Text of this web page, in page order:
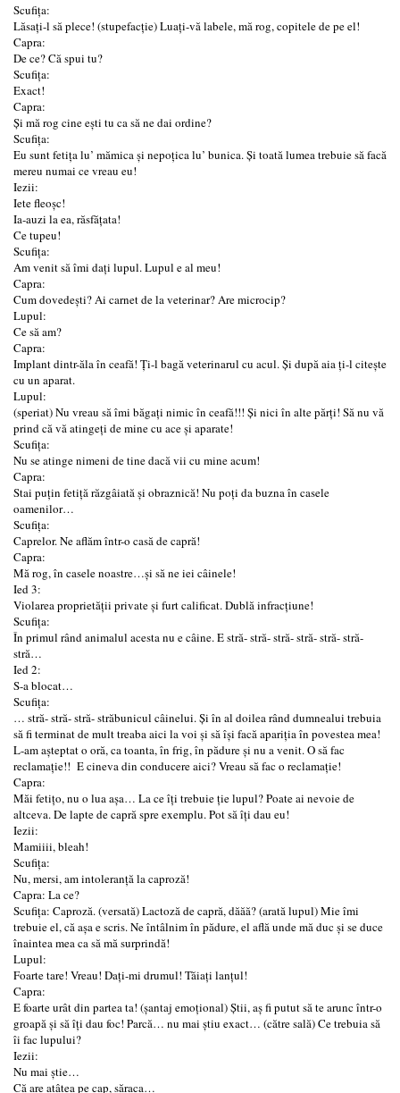
Scufița:
Lăsați-l să plece! (stupefacție) Luați-vă labele, mă rog, copitele de pe el!
Capra:
De ce? Că spui tu?
Scufița:
Exact!
Capra:
Și mă rog cine ești tu ca să ne dai ordine?
Scufița:
Eu sunt fetița lu’ mămica și nepoțica lu’ bunica. Și toată lumea trebuie să facă
mereu numai ce vreau eu!
Iezii:
Iete fleoșc!
Ia-auzi la ea, răsfățata!
Ce tupeu!
Scufița:
Am venit să îmi dați lupul. Lupul e al meu!
Capra:
Cum dovedești? Ai carnet de la veterinar? Are microcip?
Lupul:
Ce să am?
Capra:
Implant dintr-ăla în ceafă! Ți-l bagă veterinarul cu acul. Și după aia ți-l citește
cu un aparat.
Lupul:
(speriat) Nu vreau să îmi băgați nimic în ceafă!!! Și nici în alte părți! Să nu vă
prind că vă atingeți de mine cu ace și aparate!
Scufița:
Nu se atinge nimeni de tine dacă vii cu mine acum!
Capra:
Stai puțin fetiță răzgâiată și obraznică! Nu poți da buzna în casele
oamenilor…
Scufița:
Caprelor. Ne aflăm într-o casă de capră!
Capra:
Mă rog, în casele noastre…și să ne iei câinele!
Ied 3:
Violarea proprietății private și furt calificat. Dublă infracțiune!
Scufița:
În primul rând animalul acesta nu e câine. E stră- stră- stră- stră- stră- stră-
stră…
Ied 2:
S-a blocat…
Scufița:
… stră- stră- stră- străbunicul câinelui. Și în al doilea rând dumnealui trebuia
să fi terminat de mult treaba aici la voi și să își facă apariția în povestea mea!
L-am așteptat o oră, ca toanta, în frig, în pădure și nu a venit. O să fac
reclamație!! E cineva din conducere aici? Vreau să fac o reclamație!
Capra:
Măi fetițo, nu o lua așa… La ce îți trebuie ție lupul? Poate ai nevoie de
altceva. De lapte de capră spre exemplu. Pot să îți dau eu!
Iezii:
Mamiiii, bleah!
Scufița:
Nu, mersi, am intoleranță la caproză!
Capra: La ce?
Scufița: Caproză. (versată) Lactoză de capră, dăăă? (arată lupul) Mie îmi
trebuie el, că așa e scris. Ne întâlnim în pădure, el află unde mă duc și se duce
înaintea mea ca să mă surprindă!
Lupul:
Foarte tare! Vreau! Dați-mi drumul! Tăiați lanțul!
Capra:
E foarte urât din partea ta! (șantaj emoțional) Știi, aș fi putut să te arunc într-o
groapă și să îți dau foc! Parcă… nu mai știu exact… (către sală) Ce trebuia să
îi fac lupului?
Iezii:
Nu mai știe…
Că are atâtea pe cap, săraca…